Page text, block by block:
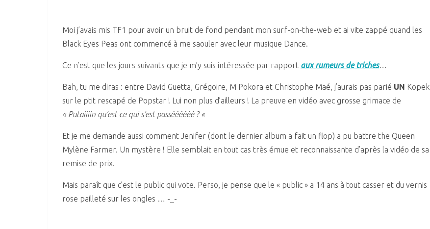
Moi j’avais mis TF1 pour avoir un bruit de fond pendant mon surf-on-the-web et ai vite zappé quand les
Black Eyes Peas ont commencé à me saouler avec leur musique Dance.
Ce n’est que les jours suivants que je m’y suis intéressée par rapport aux rumeurs de triches…
Bah, tu me diras : entre David Guetta, Grégoire, M Pokora et Christophe Maé, j’aurais pas parié UN Kopek
sur le ptit rescapé de Popstar ! Lui non plus d’ailleurs ! La preuve en vidéo avec grosse grimace de
« Putaiiiin qu’est-ce qui s’est passéééééé ? «
Et je me demande aussi comment Jenifer (dont le dernier album a fait un flop) a pu battre the Queen
Mylène Farmer. Un mystère ! Elle semblait en tout cas très émue et reconnaissante d’après la vidéo de sa
remise de prix.
Mais paraît que c’est le public qui vote. Perso, je pense que le « public » a 14 ans à tout casser et du vernis
rose pailleté sur les ongles … -_-